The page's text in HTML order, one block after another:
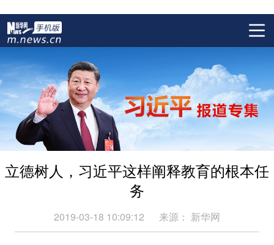
立德树人，习近平这样阐释教育的根本任
务
2019-03-18 10:09:12 来源： 新华网